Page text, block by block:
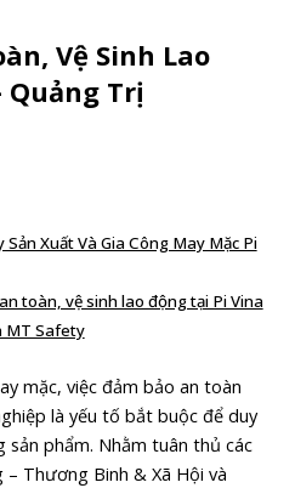
Vệ Sinh Lao
Quảng Trị
Xuất Và Gia Công May Mặc Pi
toàn, vệ sinh lao động tại Pi Vina
MT Safety
mặc, việc đảm bảo an toàn
là yếu tố bắt buộc để duy
phẩm. Nhằm tuân thủ các
Thương Binh & Xã Hội và